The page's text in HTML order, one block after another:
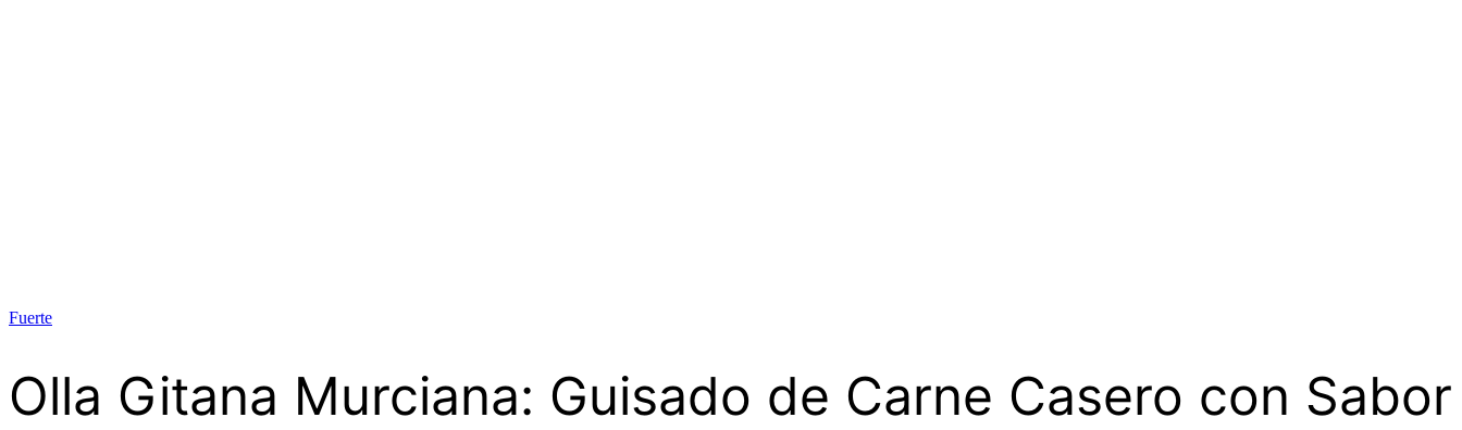
Fuerte
Olla Gitana Murciana: Guisado de Carne Casero con Sabor